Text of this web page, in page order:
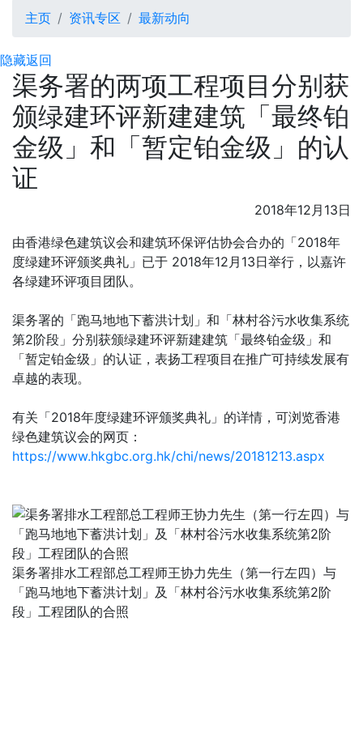
最新动向
主页 资讯专区 最新动向
隐藏返回
渠务署的两项工程项目分别获
颁绿建环评新建建筑「最终铂
金级」和「暂定铂金级」的认
证
2018年12月13日
由香港绿色建筑议会和建筑环保评估协会合办的「2018年
度绿建环评颁奖典礼」已于 2018年12月13日举行，以嘉许
各绿建环评项目团队。
渠务署的「跑马地地下蓄洪计划」和「林村谷污水收集系统
第2阶段」分别获颁绿建环评新建建筑「最终铂金级」和
「暂定铂金级」的认证，表扬工程项目在推广可持续发展有
卓越的表现。
有关「2018年度绿建环评颁奖典礼」的详情，可浏览香港
绿色建筑议会的网页：
https://www.hkgbc.org.hk/chi/news/20181213.aspx
渠务署排水工程部总工程师王协力先生（第一行左四）与
「跑马地地下蓄洪计划」及「林村谷污水收集系统第2阶
段」工程团队的合照